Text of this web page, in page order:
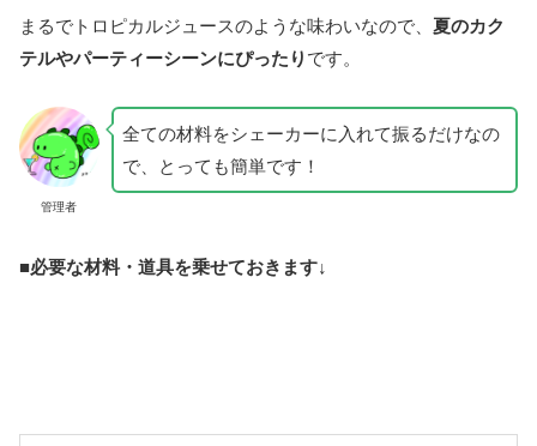
まるでトロピカルジュースのような味わいなので、 夏のカク
テルやパーティーシーンにぴったり です。
管理者
全ての材料をシェーカーに入れて振るだけなの
で、とっても簡単です！
■必要な材料・道具を乗せておきます↓